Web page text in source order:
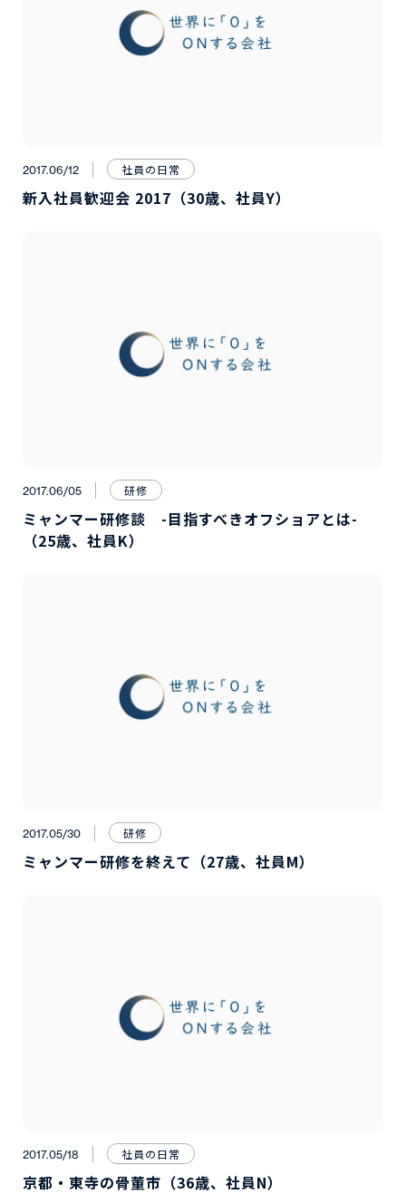
2017.06/12 社員の日常
新入社員歓迎会 2017（30歳、社員Y）
2017.06/05 研修
ミャンマー研修談 -目指すべきオフショアとは-
（25歳、社員K）
2017.05/30 研修
ミャンマー研修を終えて（27歳、社員M）
2017.05/18 社員の日常
京都・東寺の骨董市（36歳、社員N）